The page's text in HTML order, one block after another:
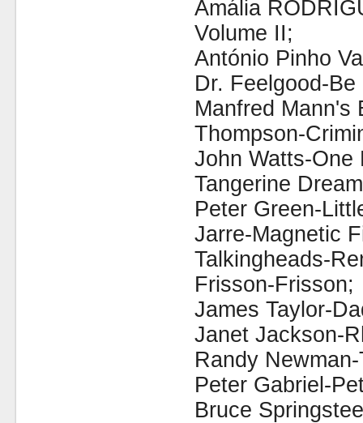
Amália
Volume II;
António Pinho
Dr. Feelgood-Be
Manfred Mann's
Thompson-
John Watts-One
Tangerine
Peter Green-
Jarre-Magnetic
Talkingheads-
Frisson-Frisson;
James Taylor-
Janet Jackson-
Randy
Peter Gabriel-
Bruce